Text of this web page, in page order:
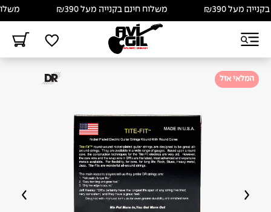
מעל ₪390 משלוח חינם בקנייה מעל ₪390 משלוח
המלאי אזל